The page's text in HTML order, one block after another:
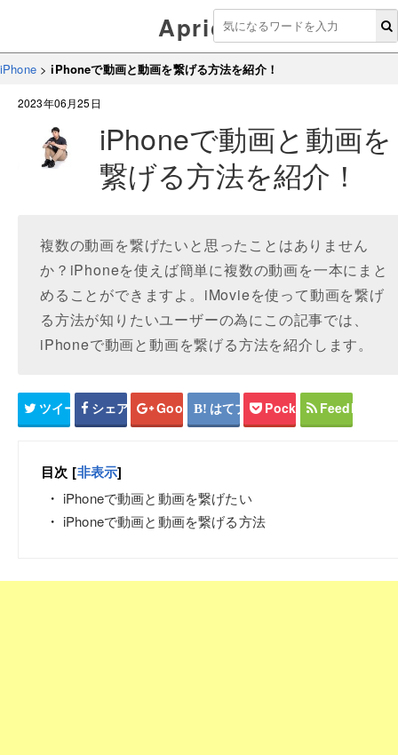
Aprico
iPhone>iPhoneで動画と動画を繋げる方法を紹介！
2023年06月25日
iPhoneで動画と動画を
繋げる方法を紹介！
複数の動画を繋げたいと思ったことはありません
か？iPhoneを使えば簡単に複数の動画を一本にまと
めることができますよ。iMovieを使って動画を繋げ
る方法が知りたいユーザーの為にこの記事では、
iPhoneで動画と動画を繋げる方法を紹介します。
ツイート シェア Google+ はてブ Pocket Feedly
目次 [非表示]
iPhoneで動画と動画を繋げたい
iPhoneで動画と動画を繋げる方法